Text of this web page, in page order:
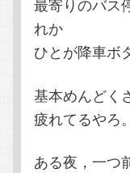
ツ
移
へ
動
最寄りのバス
れか
ひとが降車ボ
基本めんどく
疲れてるやろ。
ある夜，一つ